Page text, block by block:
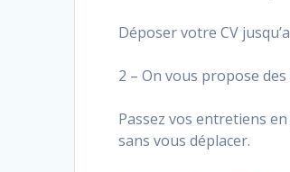
Déposer votre CV
2 – On vous propose
Passez vos entretiens
sans vous déplacer.